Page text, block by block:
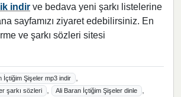
indir ve bedava yeni şarkı listelerine
sayfamızı ziyaret edebilirsiniz. En
ve şarkı sözleri sitesi
İçtiğim Şişeler mp3 indir ,
şarkı sözleri , Ali Baran İçtiğim Şişeler dinle ,